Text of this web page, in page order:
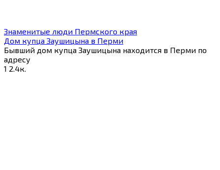
Знаменитые люди Пермского края
Дом купца Заушицына в Перми
Бывший дом купца Заушицына находится в Перми по
адресу
1 2.4к.